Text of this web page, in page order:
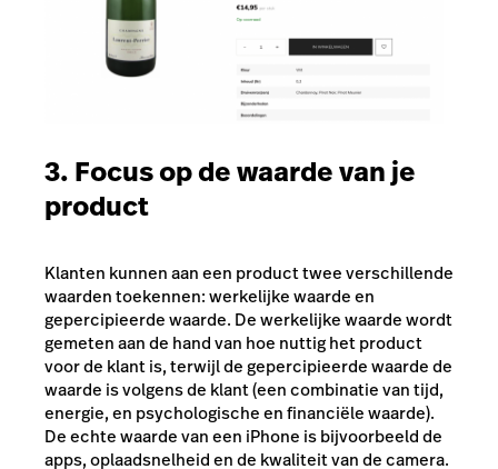
3. Focus op de waarde van je
product
Klanten kunnen aan een product twee verschillende
waarden toekennen: werkelijke waarde en
gepercipieerde waarde. De werkelijke waarde wordt
gemeten aan de hand van hoe nuttig het product
voor de klant is, terwijl de gepercipieerde waarde de
waarde is volgens de klant (een combinatie van tijd,
energie, en psychologische en financiële waarde).
De echte waarde van een iPhone is bijvoorbeeld de
apps, oplaadsnelheid en de kwaliteit van de camera.